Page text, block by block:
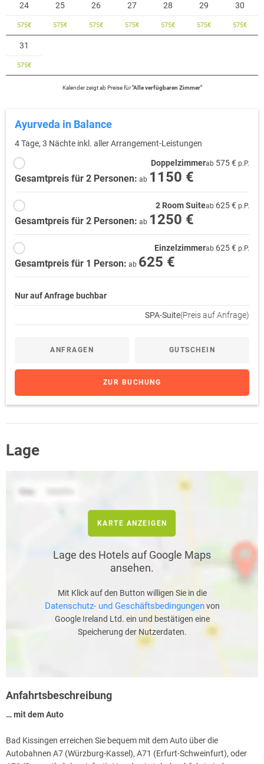
24
575€
25
575€
26
575€
27
575€
28
575€
29
575€
30
575€
31
575€
Kalender zeigtab Preise für"Alle verfügbaren Zimmer"
Ayurveda in Balance
4 Tage, 3 Nächte inkl. aller Arrangement-Leistungen
Doppelzimmerab 575 € p.P.
Gesamtpreis für 2 Personen: ab 1150 €
2 Room Suiteab 625 € p.P.
Gesamtpreis für 2 Personen: ab 1250 €
Einzelzimmerab 625 € p.P.
Gesamtpreis für 1 Person: ab 625 €
Nur auf Anfrage buchbar
SPA-Suite(Preis auf Anfrage)
ANFRAGEN GUTSCHEIN
ZUR BUCHUNG
Lage
KARTE ANZEIGEN
Lage des Hotels auf Google Maps
ansehen.
Mit Klick auf den Button willigen Sie in die
Datenschutz- und Geschäftsbedingungenvon
Google Ireland Ltd. ein und bestätigen eine
Speicherung der Nutzerdaten.
Anfahrtsbeschreibung
… mit dem Auto
Bad Kissingen erreichen Sie bequem mit dem Auto über die
Autobahnen A7 (Würzburg-Kassel), A71 (Erfurt-Schweinfurt), oder